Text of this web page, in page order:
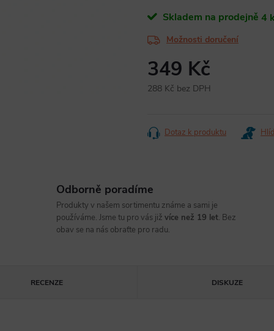
Skladem na prodejně 4
Možnosti doručení
349 Kč
288 Kč bez DPH
Dotaz k produktu
Odborně poradíme
Produkty v našem sortimentu známe a sami je
používáme. Jsme tu pro vás již více než 19 let. Bez
obav se na nás obraťte pro radu.
RECENZE DISKUZE